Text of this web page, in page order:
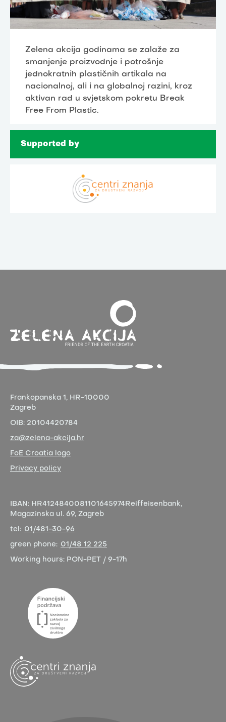
Zelena akcija godinama se zalaže za
smanjenje proizvodnje i potrošnje
jednokratnih plastičnih artikala na
nacionalnoj, ali i na globalnoj razini, kroz
aktivan rad u svjetskom pokretu Break
Free From Plastic.
Supported by
Frankopanska 1, HR-10000
Zagreb
OIB: 20104420784
za@zelena-akcija.hr
FoE Croatia logo
Privacy policy
IBAN: HR4124840081101645974 Reiffeisenbank,
Magazinska ul. 69, Zagreb
tel: 01/481-30-96
green phone: 01/48 12 225
Working hours: PON-PET / 9-17h